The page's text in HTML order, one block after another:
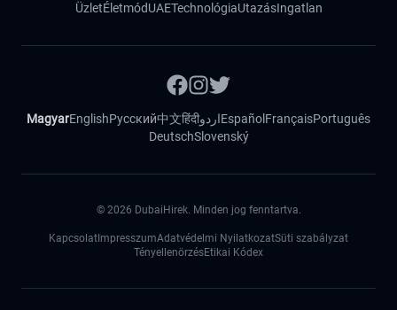
ÜzletÉletmódUAETechnológiaUtazásIngatlan
MagyarEnglishРусский中文हिंदीاردوEspañol FrançaisPortuguês
DeutschSlovenský
© 2026 DubaiHirek. Minden jog fenntartva.
Kapcsolat ImpresszumAdatvédelmi NyilatkozatSüti szabályzat
TényellenörzésEtikai Kódex